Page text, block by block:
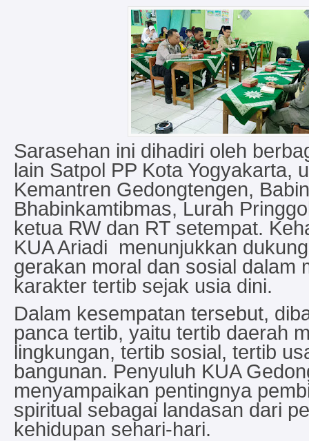
Sarasehan ini dihadiri oleh
lain Satpol PP Kota Yogyakarta,
Kemantren Gedongtengen,
Bhabinkamtibmas, Lurah
ketua RW dan RT setempat.
KUA Ariadi menunjukkan
gerakan moral dan sosial dalam
karakter tertib sejak usia dini.
Dalam kesempatan tersebut,
panca tertib, yaitu tertib daerah
lingkungan, tertib sosial, tertib
bangunan. Penyuluh KUA
menyampaikan pentingnya
spiritual sebagai landasan dari
kehidupan sehari-hari.